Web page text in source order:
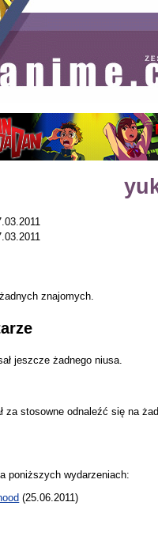
znajomych.
jeszcze żadnego niusa.
za stosowne odnaleźć się na
poniższych wydarzeniach:
(25.06.2011)